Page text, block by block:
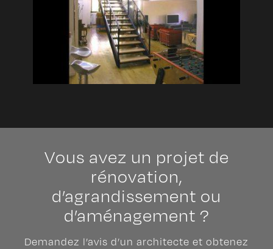
Vous avez un projet de
rénovation,
d’agrandissement ou
d’aménagement ?
Demandez l’avis d’un architecte et obtenez